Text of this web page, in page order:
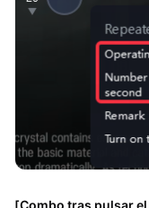
[Combo tras pulsar